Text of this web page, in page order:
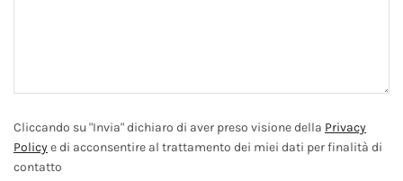
Cliccando su "Invia" dichiaro di aver preso visione della Privacy
Policye di acconsentire al trattamento dei miei dati per finalità di
contatto